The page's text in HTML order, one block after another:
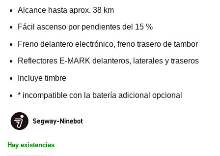
Alcance hasta aprox. 38 km
Fácil ascenso por pendientes del 15 %
Freno delantero electrónico, freno trasero de tambor
Reflectores E-MARK delanteros, laterales y traseros
Incluye timbre
* incompatible con la batería adicional opcional
Hay existencias